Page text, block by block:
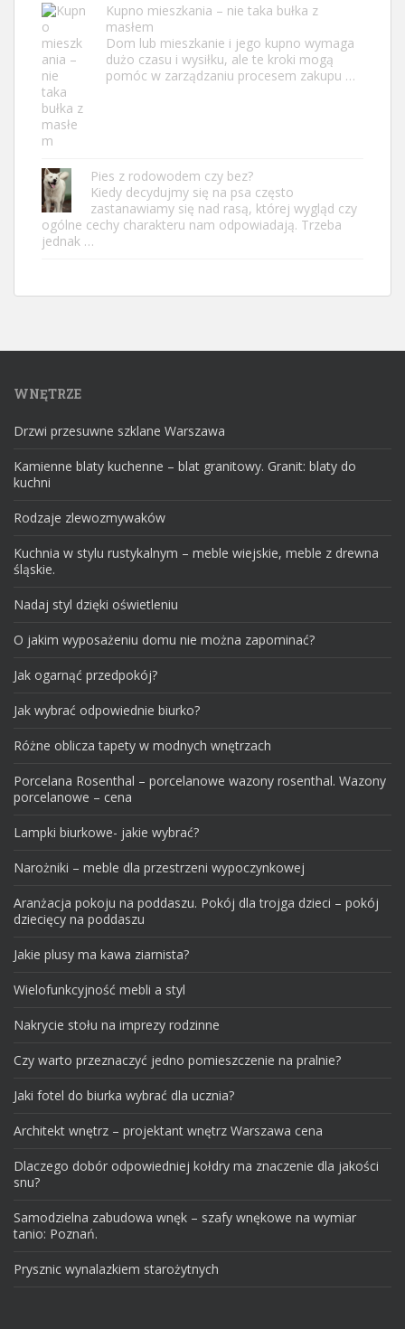
Kupno mieszkania – nie taka bułka z
masłem
Dom lub mieszkanie i jego kupno wymaga
dużo czasu i wysiłku, ale te kroki mogą
pomóc w zarządzaniu procesem zakupu …
Pies z rodowodem czy bez?
Kiedy decydujmy się na psa często
zastanawiamy się nad rasą, której wygląd czy
ogólne cechy charakteru nam odpowiadają. Trzeba
jednak …
WNĘTRZE
Drzwi przesuwne szklane Warszawa
Kamienne blaty kuchenne – blat granitowy. Granit: blaty do
kuchni
Rodzaje zlewozmywaków
Kuchnia w stylu rustykalnym – meble wiejskie, meble z drewna
śląskie.
Nadaj styl dzięki oświetleniu
O jakim wyposażeniu domu nie można zapominać?
Jak ogarnąć przedpokój?
Jak wybrać odpowiednie biurko?
Różne oblicza tapety w modnych wnętrzach
Porcelana Rosenthal – porcelanowe wazony rosenthal. Wazony
porcelanowe – cena
Lampki biurkowe- jakie wybrać?
Narożniki – meble dla przestrzeni wypoczynkowej
Aranżacja pokoju na poddaszu. Pokój dla trojga dzieci – pokój
dziecięcy na poddaszu
Jakie plusy ma kawa ziarnista?
Wielofunkcyjność mebli a styl
Nakrycie stołu na imprezy rodzinne
Czy warto przeznaczyć jedno pomieszczenie na pralnie?
Jaki fotel do biurka wybrać dla ucznia?
Architekt wnętrz – projektant wnętrz Warszawa cena
Dlaczego dobór odpowiedniej kołdry ma znaczenie dla jakości
snu?
Samodzielna zabudowa wnęk – szafy wnękowe na wymiar
tanio: Poznań.
Prysznic wynalazkiem starożytnych